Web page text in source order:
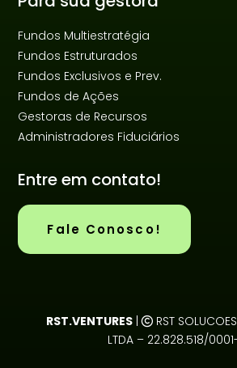
Fundos Multiestratégia
Fundos Estruturados
Fundos Exclusivos e Prev.
Fundos de Ações
Gestoras de Recursos
Administradores Fiduciários
Entre em contato!
Fale Conosco!
RST.VENTURES |
RST
LTDA – 22.828.518/